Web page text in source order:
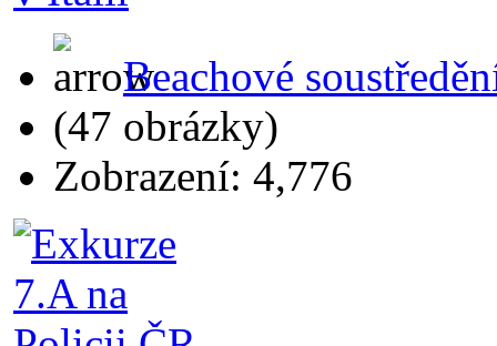
Beachové
(47 obrázky)
Zobrazení: 4,776